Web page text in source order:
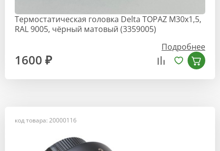
Термостатическая головка Delta TOPAZ M30x1,5,
RAL 9005, чёрный матовый (3359005)
Подробнее
1600 ₽
код товара: 20000116